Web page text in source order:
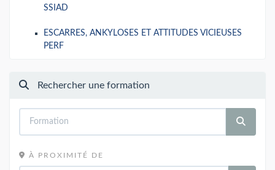
SSIAD
ESCARRES, ANKYLOSES ET ATTITUDES VICIEUSES
PERF
Rechercher une formation
À PROXIMITÉ DE